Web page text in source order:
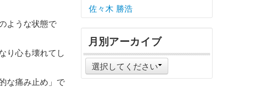
ような状態で
り心も壊れてし
な痛み止め」で
佐々木 勝浩
月別アーカイブ
選択してください